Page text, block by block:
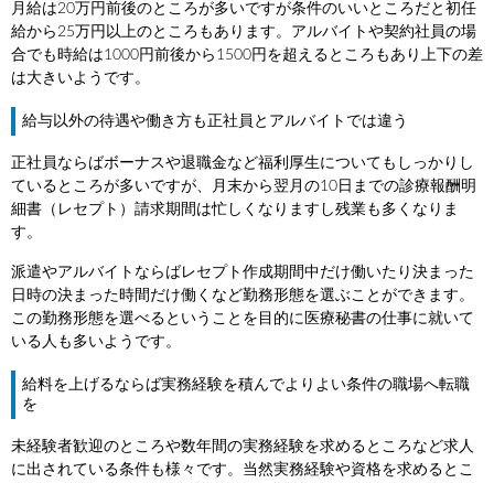
月給は20万円前後のところが多いですが条件のいいところだと初任
給から25万円以上のところもあります。アルバイトや契約社員の場
合でも時給は1000円前後から1500円を超えるところもあり上下の差
は大きいようです。
給与以外の待遇や働き方も正社員とアルバイトでは違う
正社員ならばボーナスや退職金など福利厚生についてもしっかりし
ているところが多いですが、月末から翌月の10日までの診療報酬明
細書（レセプト）請求期間は忙しくなりますし残業も多くなりま
す。
派遣やアルバイトならばレセプト作成期間中だけ働いたり決まった
日時の決まった時間だけ働くなど勤務形態を選ぶことができます。
この勤務形態を選べるということを目的に医療秘書の仕事に就いて
いる人も多いようです。
給料を上げるならば実務経験を積んでよりよい条件の職場へ転職
を
未経験者歓迎のところや数年間の実務経験を求めるところなど求人
に出されている条件も様々です。当然実務経験や資格を求めるとこ